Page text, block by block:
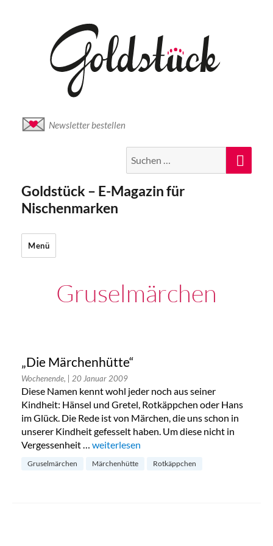
Newsletter bestellen
nach:
Goldstück – E-Magazin für
Nischenmarken
Menü
Gruselmärchen
„Die Märchenhütte“
Wochenende, | 20 Januar 2009
Diese Namen kennt wohl jeder noch aus seiner
Kindheit: Hänsel und Gretel, Rotkäppchen oder Hans
im Glück. Die Rede ist von Märchen, die uns schon in
unserer Kindheit gefesselt haben. Um diese nicht in
Vergessenheit … „„Die Märchenhütte““
weiterlesen
Gruselmärchen Märchenhütte Rotkäppchen